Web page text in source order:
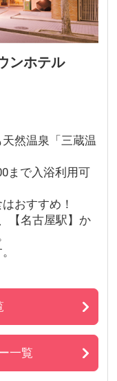
ンホテル
然温泉「三蔵温
まで入浴利用可
おすすめ！
【名古屋駅】か
一覧